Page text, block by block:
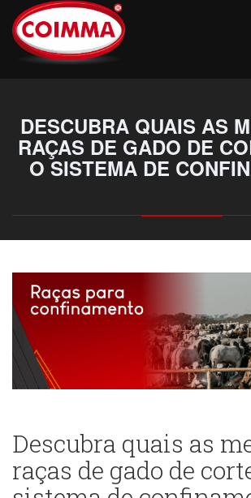
DESCUBRA QUAIS AS
RAÇAS DE GADO DE
O SISTEMA DE
Descubra quais as
raças de gado de